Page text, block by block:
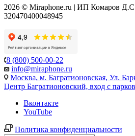
2026 © Miraphone.ru | ИП Комаров
320470400048945
8 (800) 500-00-22
info@miraphone.ru
Москва, м. Багратионовская, Ул.
Центр Багратионовский, вход с
Вконтакте
YouTube
Политика конфиденциальности